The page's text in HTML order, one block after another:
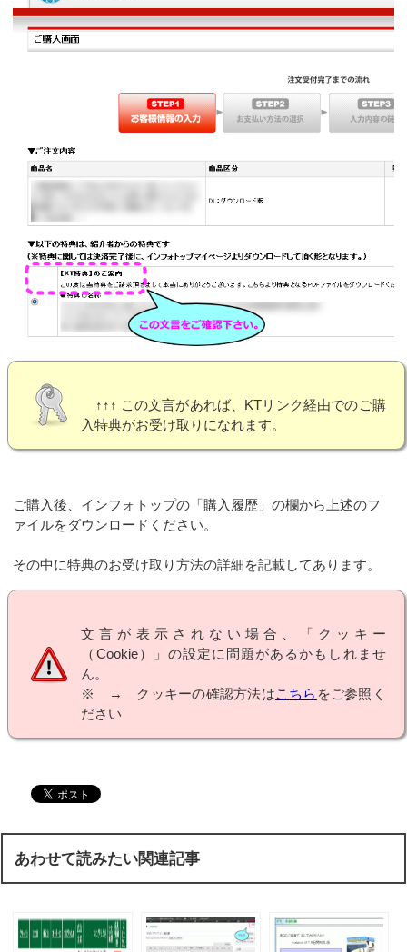
↑↑↑ この文言があれば、KTリンク経由でのご購
入特典がお受け取りになれます。
ご購入後、インフォトップの「購入履歴」の欄から上述のフ
ァイルをダウンロードください。
その中に特典のお受け取り方法の詳細を記載してあります。
文言が表示されない場合、「クッキー
（Cookie）」の設定に問題があるかもしれませ
ん。
※ → クッキーの確認方法はこちら をご参照く
ださい
あわせて読みたい関連記事